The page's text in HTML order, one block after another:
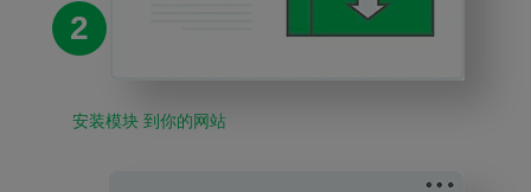
2
安装模块 到你的网站